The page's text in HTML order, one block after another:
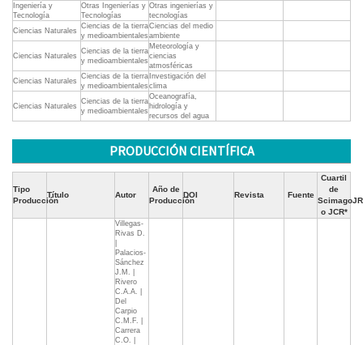
Ingeniería y
Tecnología
Otras Ingenierías y
Tecnologías
Otras ingenierías y
tecnologías
Ciencias Naturales
Ciencias de la tierra
y medioambientales
Ciencias del medio
ambiente
Ciencias Naturales
Ciencias de la tierra
y medioambientales
Meteorología y
ciencias
atmosféricas
Ciencias Naturales
Ciencias de la tierra
y medioambientales
Investigación del
clima
Ciencias Naturales
Ciencias de la tierra
y medioambientales
Oceanografía,
hidrología y
recursos del agua
PRODUCCIÓN CIENTÍFICA
Tipo
Producción
Título Autor
Año de
Producción
DOI Revista Fuente
Cuartil
de
ScimagoJR
o JCR*
Villegas-
Rivas D.
Palacios-
Sánchez
J.M. |
Rivero
C.A.A. |
Del
Carpio
C.M.F. |
Carrera
C.O. |